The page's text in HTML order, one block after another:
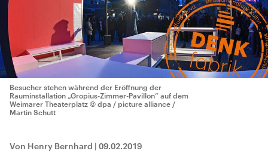
Besucher stehen während der Eröffnung der
Rauminstallation „Gropius-Zimmer-Pavillon“ auf dem
Weimarer Theaterplatz © dpa / picture alliance /
Martin Schutt
Von Henry Bernhard | 09.02.2019